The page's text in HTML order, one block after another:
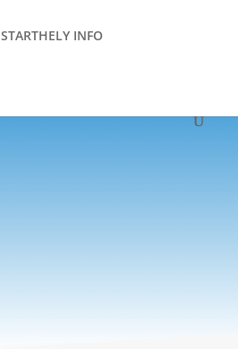
STARTHELY INFO